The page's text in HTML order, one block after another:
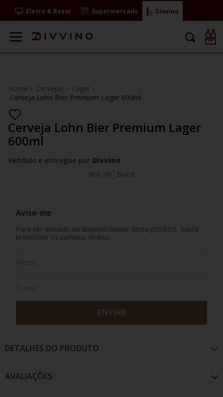
Eletro & Bazar Supermercado Divvino
Cervejas
Lager
Cerveja Lohn Bier Premium Lager 600ml
Cerveja Lohn Bier Premium Lager
600ml
Vendido e entregue por Divvino
600 ml
Brasil
Avise-me
Para ser avisado da disponibilidade deste produto, basta
preencher os campos abaixo:
ENVIAR
DETALHES DO PRODUTO
AVALIAÇÕES